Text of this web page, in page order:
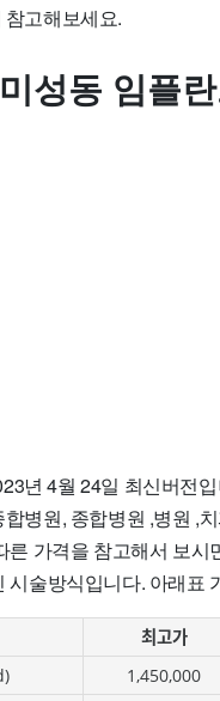
고해보세요.
성동 임플
년 4월 24일 최신버전
병원, 종합병원 ,병원 ,
른 가격을 참고해서 보
시술방식입니다. 아래표
최고가
1,450,000